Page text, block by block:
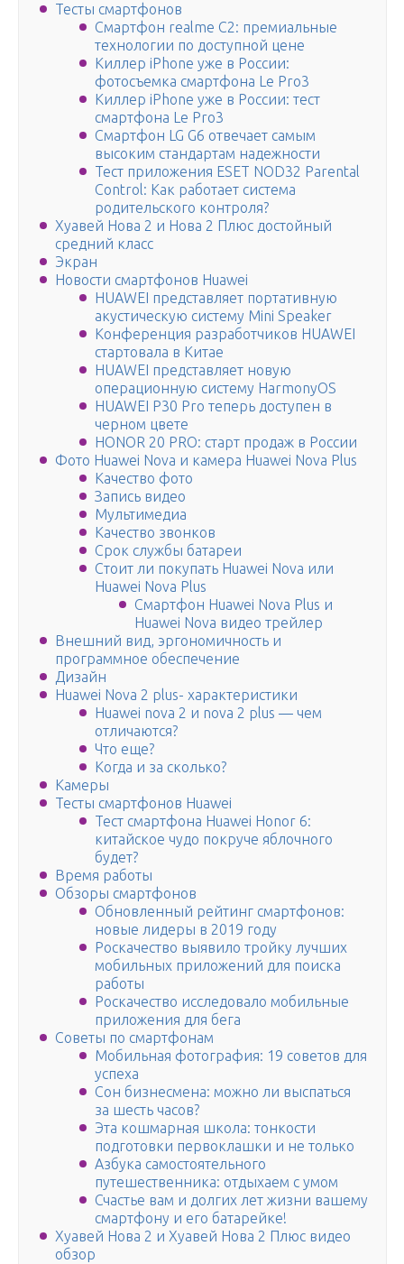
Тесты смартфонов
Смартфон realme C2: премиальные
технологии по доступной цене
Киллер iPhone уже в России:
фотосъемка смартфона Le Pro3
Киллер iPhone уже в России: тест
смартфона Le Pro3
Смартфон LG G6 отвечает cамым
высоким стандартам надежности
Тест приложения ESET NOD32 Parental
Control: Как работает система
родительского контроля?
Хуавей Нова 2 и Нова 2 Плюс достойный
средний класс
Экран
Новости смартфонов Huawei
HUAWEI представляет портативную
акустическую систему Mini Speaker
Конференция разработчиков HUAWEI
стартовала в Китае
HUAWEI представляет новую
операционную систему HarmonyOS
HUAWEI P30 Pro теперь доступен в
черном цвете
HONOR 20 PRO: старт продаж в России
Фото Huawei Nova и камера Huawei Nova Plus
Качество фото
Запись видео
Мультимедиа
Качество звонков
Срок службы батареи
Стоит ли покупать Huawei Nova или
Huawei Nova Plus
Смартфон Huawei Nova Plus и
Huawei Nova видео трейлер
Внешний вид, эргономичность и
программное обеспечение
Дизайн
Huawei Nova 2 plus- характеристики
Huawei nova 2 и nova 2 plus — чем
отличаются?
Что еще?
Когда и за сколько?
Камеры
Тесты смартфонов Huawei
Тест смартфона Huawei Honor 6:
китайское чудо покруче яблочного
будет?
Время работы
Обзоры смартфонов
Обновленный рейтинг смартфонов:
новые лидеры в 2019 году
Роскачество выявило тройку лучших
мобильных приложений для поиска
работы
Роскачество исследовало мобильные
приложения для бега
Советы по смартфонам
Мобильная фотография: 19 советов для
успеха
Сон бизнесмена: можно ли выспаться
за шесть часов?
Эта кошмарная школа: тонкости
подготовки первоклашки и не только
Азбука самостоятельного
путешественника: отдыхаем с умом
Счастье вам и долгих лет жизни вашему
смартфону и его батарейке!
Хуавей Нова 2 и Хуавей Нова 2 Плюс видео
обзор